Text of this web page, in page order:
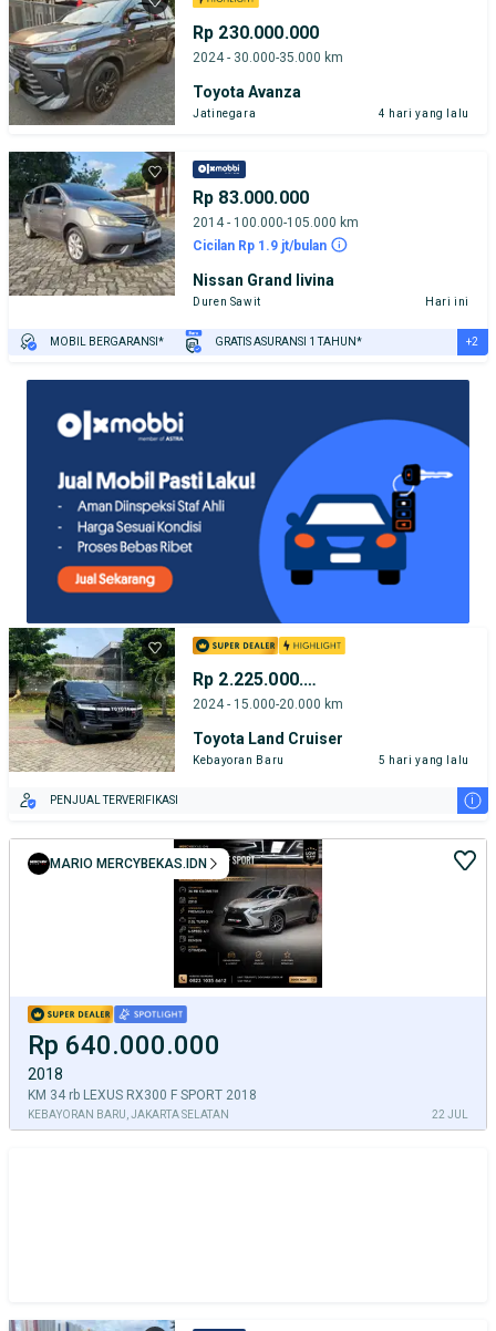
Rp 230.000.000
2024 - 30.000-35.000 km
Toyota Avanza
Jatinegara 4 hari yang lalu
Rp 83.000.000
2014 - 100.000-105.000 km
Cicilan Rp 1.9 jt/bulan
Nissan Grand livina
Duren Sawit Hari ini
MOBIL BERGARANSI* GRATIS ASURANSI 1 TAHUN* +2
Rp 2.225.000.000
2024 - 15.000-20.000 km
Toyota Land Cruiser
Kebayoran Baru 5 hari yang lalu
PENJUAL TERVERIFIKASI i
Rp 640.000.000
2018
KM 34 rb LEXUS RX300 F SPORT 2018
KEBAYORAN BARU, JAKARTA SELATAN 22 JUL
MARIO MERCYBEKAS.IDN